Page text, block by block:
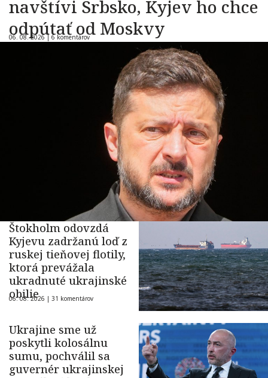
navštívi Srbsko, Kyjev ho chce
odpútať od Moskvy
06. 08. 2026 | 6 komentárov
Štokholm odovzdá
Kyjevu zadržanú loď z
ruskej tieňovej flotily,
ktorá prevážala
ukradnuté ukrajinské
obilie
06. 08. 2026 | 31 komentárov
Ukrajine sme už
poskytli kolosálnu
sumu, pochválil sa
guvernér ukrajinskej